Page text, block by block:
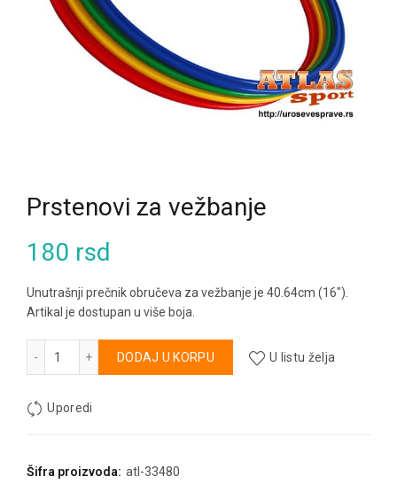
Prstenovi za vežbanje
180 rsd
Unutrašnji prečnik obručeva za vežbanje je 40.64cm (16″).
Artikal je dostupan u više boja.
DODAJ U KORPU
Alternative:
U listu želja
Uporedi
Šifra proizvoda: atl-33480